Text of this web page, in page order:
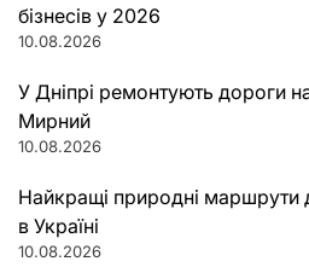
бізнесів у 2026
10.08.2026
У Дніпрі ремонтують дороги
Мирний
10.08.2026
Найкращі природні маршрути
в Україні
10.08.2026